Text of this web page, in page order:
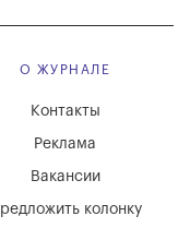
О ЖУРНАЛЕ
Вакансии
Реклама
Контакты
колонку